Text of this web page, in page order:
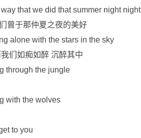
way that we did that summer night night
曾于那仲夏之夜的美好
alone with the stars in the sky
们如痴如醉 沉醉其中
through the jungle
with the wolves
to you